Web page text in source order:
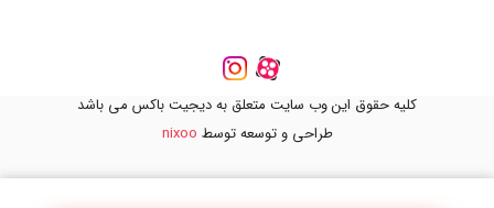
کلیه حقوق این وب سایت متعلق به دیجیت باکس می باشد
طراحی و توسعه توسط nixoo